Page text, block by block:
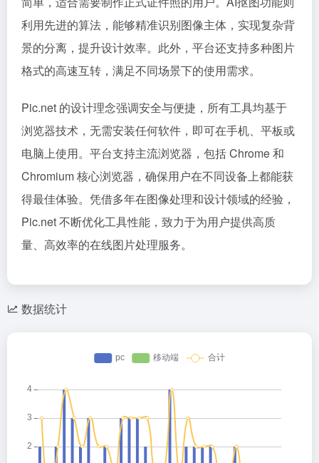
利用先进的算法，能够精准识别图像主体，实现复杂背
景的分离，提升设计效率。此外，平台还支持多种图片
格式的高速互转，满足不同场景下的使用需求。
Pic.net 的设计理念强调安全与便捷，所有工具均基于
浏览器技术，无需安装任何软件，即可在手机、平板或
电脑上使用。平台支持主流浏览器，包括 Chrome 和
Chromium 核心浏览器，确保用户在不同设备上都能获
得最佳体验。凭借多年在图像处理和设计领域的经验，
Pic.net 不断优化工具性能，致力于为用户提供高质
量、高效率的在线图片处理服务。
数据统计